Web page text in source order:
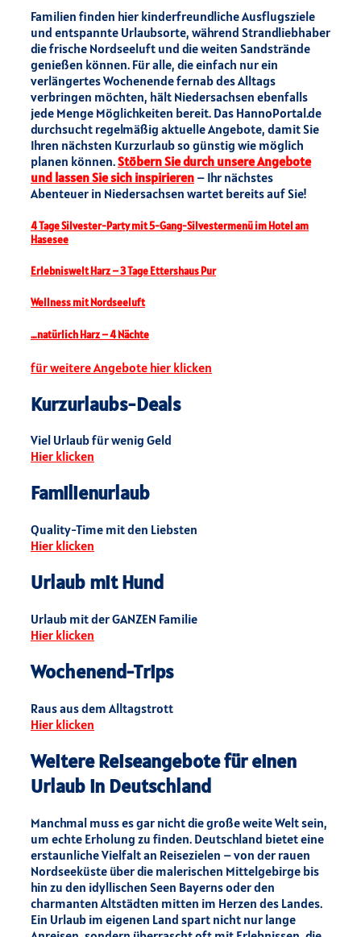
Familien finden hier kinderfreundliche Ausflugsziele
und entspannte Urlaubsorte, während Strandliebhaber
die frische Nordseeluft und die weiten Sandstrände
genießen können. Für alle, die einfach nur ein
verlängertes Wochenende fernab des Alltags
verbringen möchten, hält Niedersachsen ebenfalls
jede Menge Möglichkeiten bereit. Das HannoPortal.de
durchsucht regelmäßig aktuelle Angebote, damit Sie
Ihren nächsten Kurzurlaub so günstig wie möglich
planen können.Stöbern Sie durch unsere Angebote
und lassen Sie sich inspirieren – Ihr nächstes
Abenteuer in Niedersachsen wartet bereits auf Sie!
4 Tage Silvester-Party mit 5-Gang-Silvestermenü im Hotel am
Hasesee
Erlebniswelt Harz – 3 Tage Ettershaus Pur
Wellness mit Nordseeluft
…natürlich Harz – 4 Nächte
für weitere Angebote hier klicken
Kurzurlaubs-Deals
Viel Urlaub für wenig Geld
Hier klicken
Familienurlaub
Quality-Time mit den Liebsten
Hier klicken
Urlaub mit Hund
Urlaub mit der GANZEN Familie
Hier klicken
Wochenend-Trips
Raus aus dem Alltagstrott
Hier klicken
Weitere Reiseangebote für einen
Urlaub in Deutschland
Manchmal muss es gar nicht die große weite Welt sein,
um echte Erholung zu finden. Deutschland bietet eine
erstaunliche Vielfalt an Reisezielen – von der rauen
Nordseeküste über die malerischen Mittelgebirge bis
hin zu den idyllischen Seen Bayerns oder den
charmanten Altstädten mitten im Herzen des Landes.
Ein Urlaub im eigenen Land spart nicht nur lange